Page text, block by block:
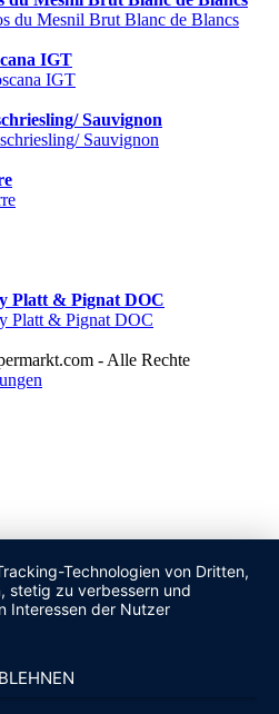
IGT
Sauvignon
Platt & Pignat DOC
- Alle Rechte
Technologien von Dritten,
stetig zu verbessern und
Interessen der Nutzer